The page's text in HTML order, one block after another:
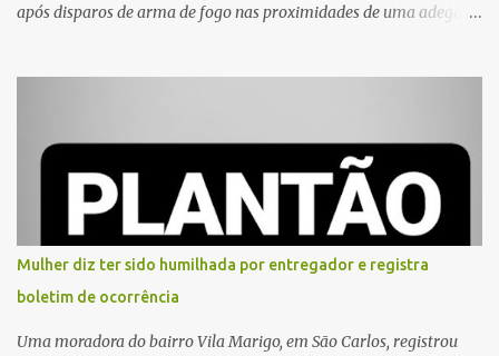
após disparos de arma de fogo nas proximidades de uma adega. O
diversos disparos. Duas vítimas morreram ainda no local. Outras
três pessoas foram baleadas e socorridas. Até o momento, não
foram divulgadas informações oficiais sobre o estado de saúde dos
feridos. Equipes da Polícia Militar de Santa Gertrudes atenderam a
ocorrência e isolaram a área para o trabalho da perícia. Até a
última atualização, nenhum suspeito havia sido preso. A Polícia
Civil investigará a motivação da briga, a autoria dos disparos e as
circunstâncias do crime. A ocorrência segue em anda...
Mulher diz ter sido humilhada por entregador e registra
boletim de ocorrência
Uma moradora do bairro Vila Marigo, em São Carlos, registrou